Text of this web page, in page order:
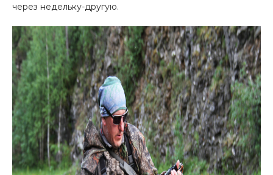
через недельку-другую.